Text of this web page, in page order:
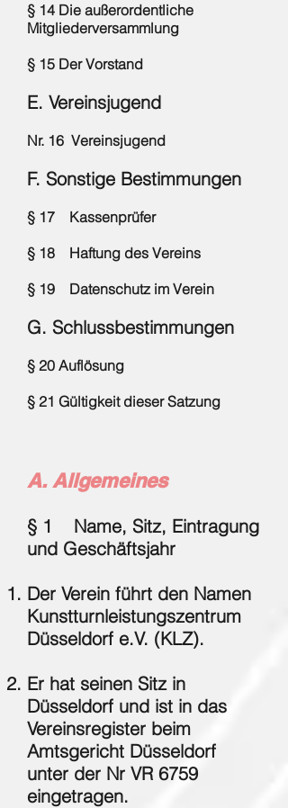
§ 14 Die außerordentliche
Mitgliederversammlung
§ 15 Der Vorstand
E. Vereinsjugend
Nr. 16 Vereinsjugend
F. Sonstige Bestimmungen
§ 17 Kassenprüfer
§ 18 Haftung des Vereins
§ 19 Datenschutz im Verein
G. Schlussbestimmungen
§ 20 Auflösung
§ 21 Gültigkeit dieser Satzung
A. Allgemeines
§ 1 Name, Sitz, Eintragung
und Geschäftsjahr
Der Verein führt den Namen
Kunstturnleistungszentrum
Düsseldorf e.V. (KLZ).
Er hat seinen Sitz in
Düsseldorf und ist in das
Vereinsregister beim
Amtsgericht Düsseldorf
unter der Nr VR 6759
eingetragen.